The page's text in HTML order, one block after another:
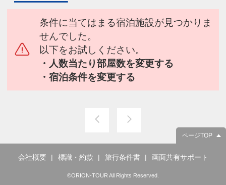
条件に当てはまる宿泊施設が見つかりま
せんでした。
以下をお試しください。
・人数当たり部屋数を変更する
・宿泊条件を変更する
ページTOP
会社概要 標識・約款 旅行条件書 画面共有サポート
©ORION-TOUR All Rights Reserved.